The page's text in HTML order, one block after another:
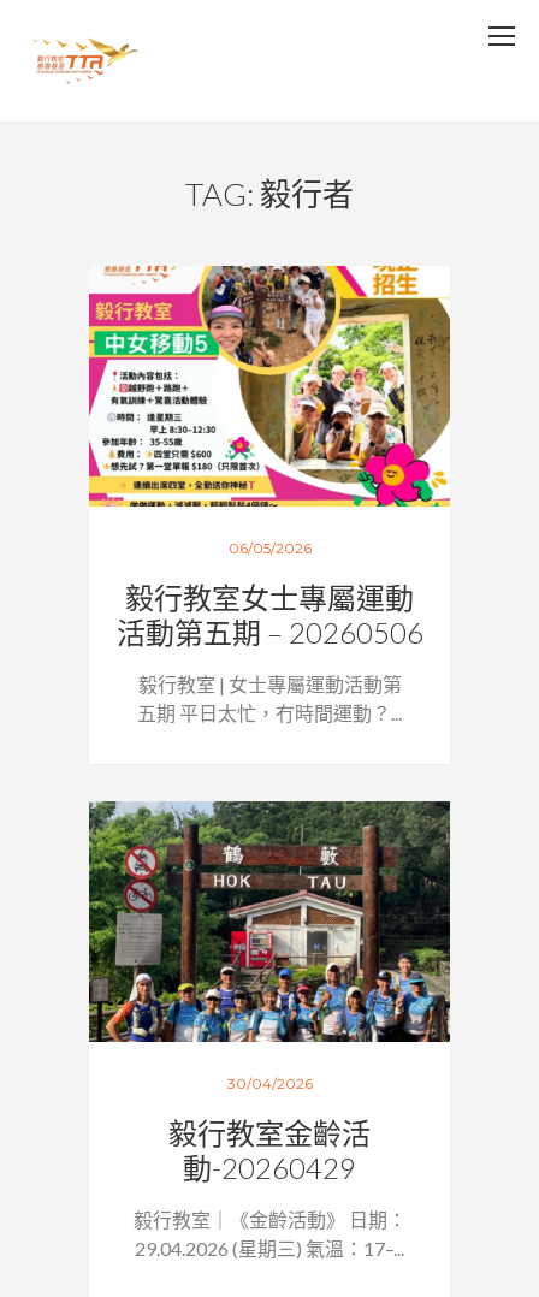
TAG: 毅行者
06/05/2026
毅行教室女士專屬運動
活動第五期 – 20260506
毅行教室 | 女士專屬運動活動第
五期 平日太忙，冇時間運動？...
30/04/2026
毅行教室金齡活
動-20260429
毅行教室｜《金齡活動》 日期：
29.04.2026 (星期三) 氣溫：17–...